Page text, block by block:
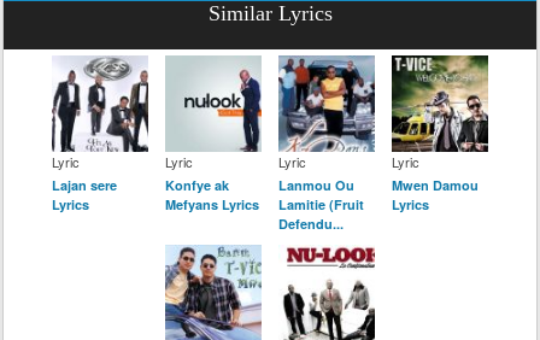
Similar Lyrics
Lyric
Lajan sere
Lyrics
Lyric
Konfye ak
Mefyans Lyrics
Lyric
Lanmou Ou
Lamitie (Fruit
Defendu...
Lyric
Mwen Damou
Lyrics